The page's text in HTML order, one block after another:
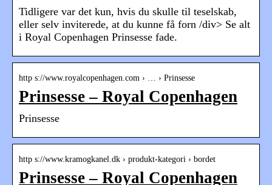
Tidligere var det kun, hvis du skulle til teselskab,
eller selv inviterede, at du kunne få forn /div> Se alt
i Royal Copenhagen Prinsesse fade.
http s://www.royalcopenhagen.com › … › Prinsesse
Prinsesse – Royal Copenhagen
Prinsesse
http s://www.kramogkanel.dk › produkt-kategori › bordet
Prinsesse – Royal Copenhagen